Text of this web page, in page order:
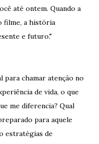
até ontem. Quando a
filme, a história
e futuro."
chamar atenção no
de vida, o que
me diferencia? Qual
para aquele
estratégias de